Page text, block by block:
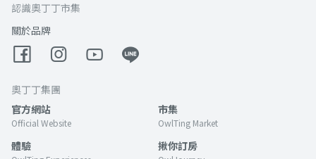
認識奧丁丁市集
關於品牌
奧丁丁集團
官方網站
Official Website
市集
OwlTing Market
體驗 揪你訂房